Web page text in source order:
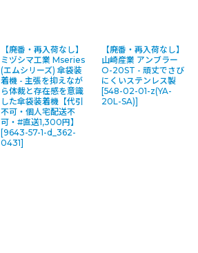
【廃番・再入荷なし】
ミヅシマ工業 Mseries
(エムシリーズ) 傘袋装
着機 - 主張を抑えなが
ら体裁と存在感を意識
した傘袋装着機【代引
不可・個人宅配送不
可・#直送1,300円】
[9643-57-1-d_362-
0431]
【廃番・再入荷なし】
山崎産業 アンブラー
O-20ST - 頑丈でさび
にくいステンレス製
[548-02-01-z(YA-
20L-SA)]